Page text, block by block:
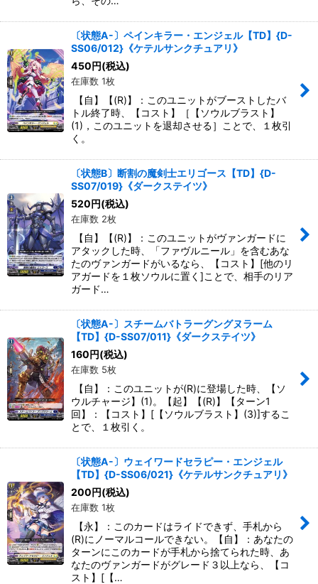
〔状態A-〕ペインキラー・エンジェル【TD】{D-
SS06/012}《ケテルサンクチュアリ》
450円(税込)
在庫数 1枚
【自】【(R)】：このユニットがブーストしたバ
トル終了時、【コスト】［【ソウルブラスト】
(1)，このユニットを退却させる］ことで、１枚引
く。
〔状態B〕断割の魔剣士エリゴース【TD】{D-
SS07/019}《ダークステイツ》
520円(税込)
在庫数 2枚
【自】【(R)】：このユニットがヴァンガードに
アタックした時、「ファヴルニール」を含むあな
たのヴァンガードがいるなら、【コスト】[他のリ
アガードを１枚ソウルに置く]ことで、相手のリア
ガード…
〔状態A-〕スチームバトラーグングヌラーム
【TD】{D-SS07/011}《ダークステイツ》
160円(税込)
在庫数 5枚
【自】：このユニットが(R)に登場した時、【ソ
ウルチャージ】(1)。【起】【(R)】【ターン1
回】：【コスト】[【ソウルブラスト】(3)]するこ
とで、１枚引く。
〔状態A-〕ウェイワードセラピー・エンジェル
【TD】{D-SS06/021}《ケテルサンクチュアリ》
200円(税込)
在庫数 1枚
【永】：このカードはライドできず、手札から
(R)にノーマルコールできない。【自】：あなたの
ターンにこのカードが手札から捨てられた時、あ
なたのヴァンガードがグレード３以上なら、【コ
スト】[【…